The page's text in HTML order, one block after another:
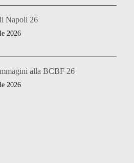
Napoli 26
2026
alla BCBF 26
2026